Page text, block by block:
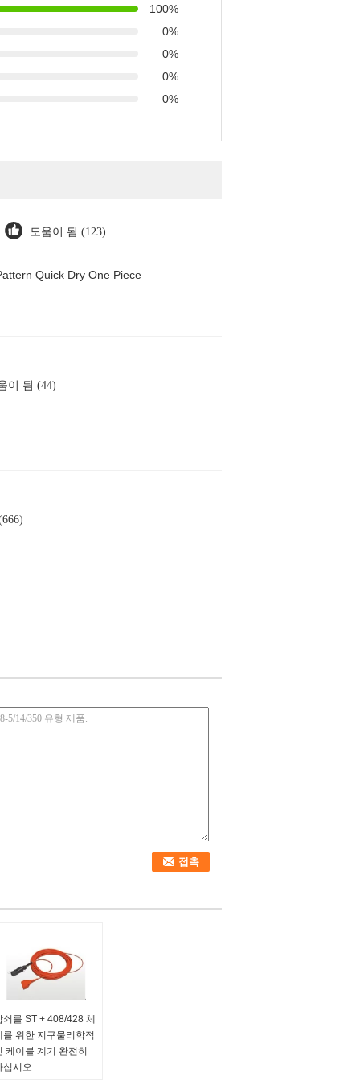
100%
0%
0%
0%
0%
도움이 됨 (123)
Quick Dry One Piece
이 됨 (44)
쇠를 ST + 408/428 체
를 위한 지구물리학적
케이블 계기 완전히
십시오